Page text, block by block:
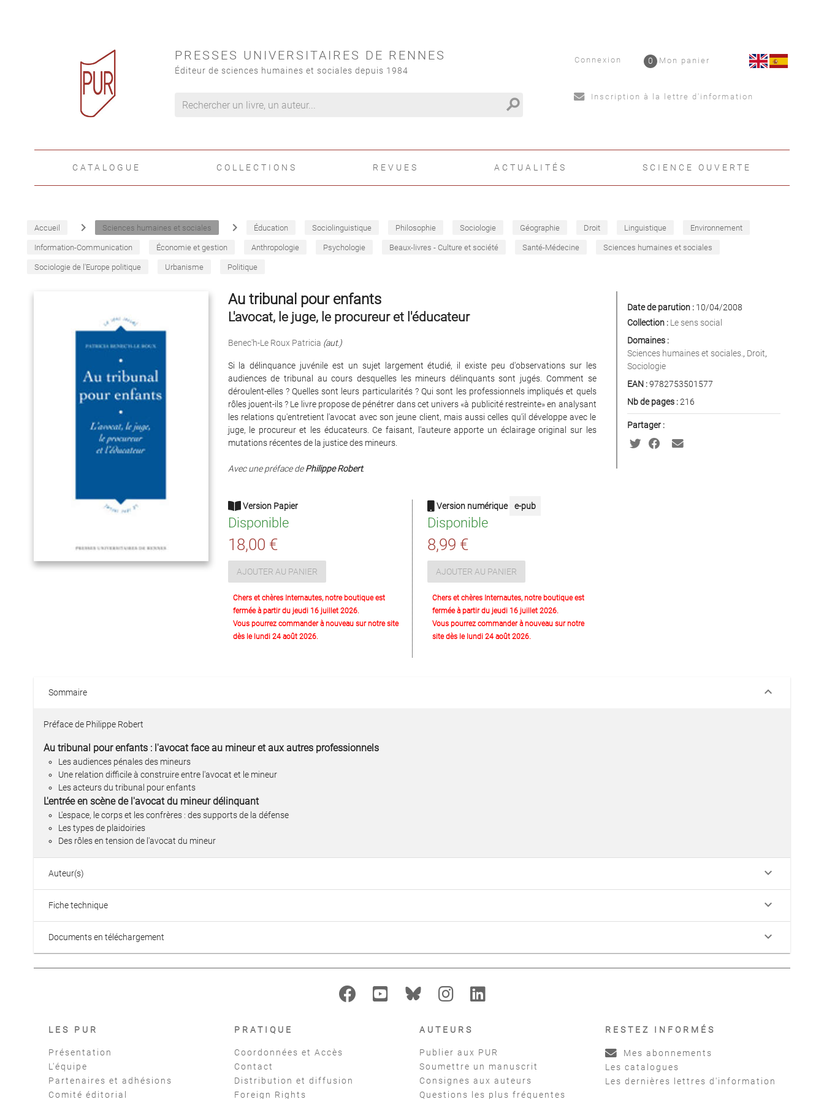
PRESSES UNIVERSITAIRES DE RENNES
Éditeur de sciences humaines et sociales depuis 1984
search
Connexion Mon panier
0
Inscription à la lettre d'information
CATALOGUE COLLECTIONS REVUES ACTUALITÉS SCIENCE OUVERTE
Accueil navigate_next Sciences humaines et sociales navigate_next Éducation Sociolinguistique Philosophie Sociologie Géographie Droit Linguistique Environnement
Information-Communication Économie et gestion Anthropologie Psychologie Beaux-livres - Culture et société Santé-Médecine Sciences humaines et sociales
Sociologie de l'Europe politique Urbanisme Politique
Au tribunal pour enfants
L'avocat, le juge, le procureur et l'éducateur
Benec'h-Le Roux Patricia (aut.)
Si la délinquance juvénile est un sujet largement étudié, il existe peu d'observations sur les
audiences de tribunal au cours desquelles les mineurs délinquants sont jugés. Comment se
déroulent-elles ? Quelles sont leurs particularités ? Qui sont les professionnels impliqués et quels
rôles jouent-ils ? Le livre propose de pénétrer dans cet univers «à publicité restreinte» en analysant
les relations qu'entretient l'avocat avec son jeune client, mais aussi celles qu'il développe avec le
juge, le procureur et les éducateurs. Ce faisant, l'auteure apporte un éclairage original sur les
mutations récentes de la justice des mineurs.
Avec une préface dePhilippe Robert.
Version Papier
Disponible
18,00 €
AJOUTER AU PANIER
Chers et chères Internautes, notre boutique est
fermée à partir du jeudi 16 juillet 2026.
Vous pourrez commander à nouveau sur notre site
dès le lundi 24 août 2026.
Version numérique e-pub
Disponible
8,99 €
AJOUTER AU PANIER
Chers et chères Internautes, notre boutique est
fermée à partir du jeudi 16 juillet 2026.
Vous pourrez commander à nouveau sur notre
site dès le lundi 24 août 2026.
Date de parution :10/04/2008
Collection : Le sens social
Domaines :
Sciences humaines et sociales. , Droit,
Sociologie
EAN :9782753501577
Nb de pages :216
Partager :
Sommaire keyboard_arrow_down
Préface de Philippe Robert
Au tribunal pour enfants : l'avocat face au mineur et aux autres professionnels
Les audiences pénales des mineurs
Une relation difficile à construire entre l'avocat et le mineur
Les acteurs du tribunal pour enfants
L'entrée en scène de l'avocat du mineur délinquant
L'espace, le corps et les confrères : des supports de la défense
Les types de plaidoiries
Des rôles en tension de l'avocat du mineur
Auteur(s) keyboard_arrow_down
Fiche technique keyboard_arrow_down
Documents en téléchargement keyboard_arrow_down
LES PUR
Présentation
L'équipe
Partenaires et adhésions
Comité éditorial
PRATIQUE
Coordonnées et Accès
Contact
Distribution et diffusion
Foreign Rights
AUTEURS
Publier aux PUR
Soumettre un manuscrit
Consignes aux auteurs
Questions les plus fréquentes
RESTEZ INFORMÉS
Mes abonnements
Les catalogues
Les dernières lettres d'information